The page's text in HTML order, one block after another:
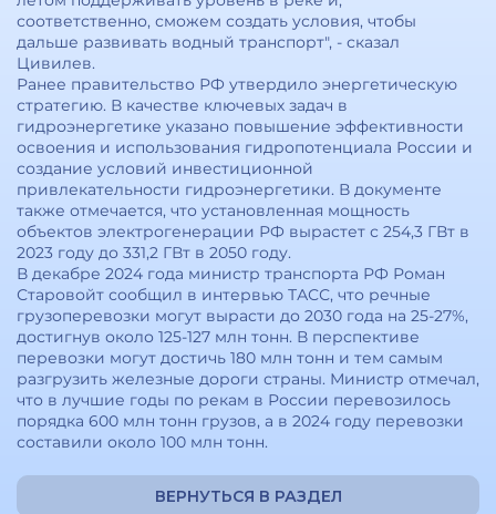
соответственно, сможем создать условия, чтобы
дальше развивать водный транспорт", - сказал
Цивилев.
Ранее правительство РФ утвердило энергетическую
стратегию. В качестве ключевых задач в
гидроэнергетике указано повышение эффективности
освоения и использования гидропотенциала России и
создание условий инвестиционной
привлекательности гидроэнергетики. В документе
также отмечается, что установленная мощность
объектов электрогенерации РФ вырастет с 254,3 ГВт в
2023 году до 331,2 ГВт в 2050 году.
В декабре 2024 года министр транспорта РФ Роман
Старовойт сообщил в интервью ТАСС, что речные
грузоперевозки могут вырасти до 2030 года на 25-27%,
достигнув около 125-127 млн тонн. В перспективе
перевозки могут достичь 180 млн тонн и тем самым
разгрузить железные дороги страны. Министр отмечал,
что в лучшие годы по рекам в России перевозилось
порядка 600 млн тонн грузов, а в 2024 году перевозки
составили около 100 млн тонн.
ВЕРНУТЬСЯ В РАЗДЕЛ